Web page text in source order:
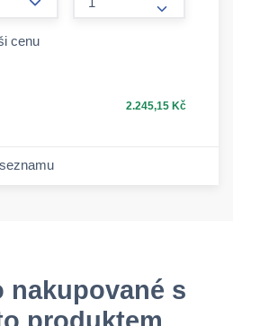
form.increase-
cenu
2.245,15 Kč
nakupované s